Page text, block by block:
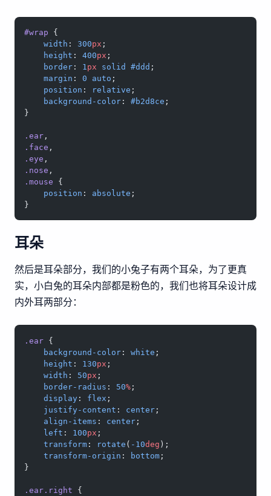
#wrap {
    width
: 300px ;
    height
: 400px ;
    border
: 1px solid #ddd ;
    margin
: 0 auto ;
    position
: relative ;
    background-color
: #b2d8ce ;
}
.ear ,
.face ,
.eye ,
.nose ,
.mouse {
    position
: absolute ;
}
耳朵
然后是耳朵部分，我们的小兔子有两个耳朵，为了更真
实，小白兔的耳朵内部都是粉色的，我们也将耳朵设计成
内外耳两部分：
.ear {
    background-color
: white ;
    height
: 130px ;
    width
: 50px ;
    border-radius
: 50% ;
    display
: flex ;
    justify-content
: center ;
    align-items
: center ;
    left
: 100px ;
    transform
: rotate ( -10deg );
    transform-origin
: bottom ;
}
.ear.right {